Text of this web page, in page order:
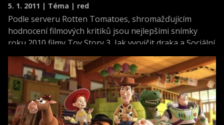
5. 1. 2011 | Téma | red
Podle serveru Rotten Tomatoes, shromažďujícím
hodnocení filmových kritiků jsou nejlepšími snímky
roku 2010 filmy Toy Story 3, Jak vycvičit draka a Sociální
síť. Hodnocením kritiků se často řídí i členové Akademie
filmových umění a věd, která uděluje Oscary a proto
mají tyto snímky velkou šanci na úspěch.